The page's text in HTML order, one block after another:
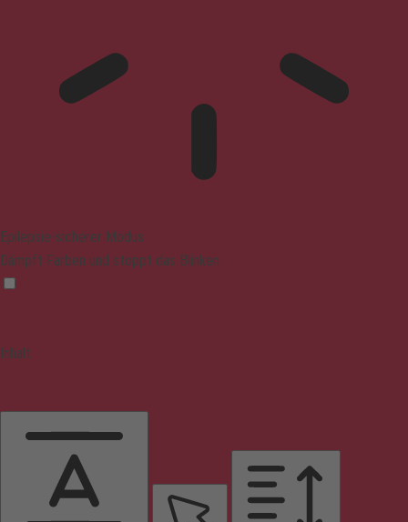
Epilepsie-sicherer Modus
Dämpft Farben und stoppt das Blinken
Inhalt